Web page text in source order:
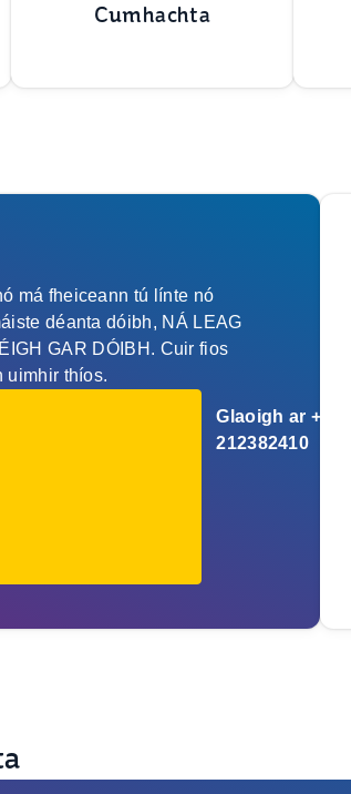
Cumhachta
má fheiceann tú línte nó
déanta dóibh, NÁ LEAG
GAR DÓIBH. Cuir fios
uimhir thíos.
Glaoigh ar +353
212382410